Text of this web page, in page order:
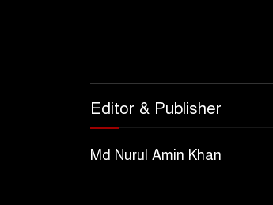
Editor & Publisher
Md Nurul Amin Khan